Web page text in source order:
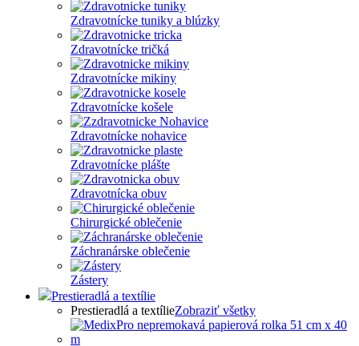
Zdravotnícke tuniky a blúzky
Zdravotnícke tričká
Zdravotnícke mikiny
Zdravotnícke košele
Zdravotnícke nohavice
Zdravotnícke plášte
Zdravotnícka obuv
Chirurgické oblečenie
Záchranárske oblečenie
Zástery
Prestieradlá a textílie
Prestieradlá a textílieZobraziť všetky